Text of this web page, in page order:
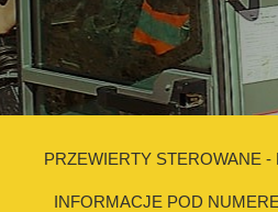
PRZEWIERTY STEROWANE -
INFORMACJE POD